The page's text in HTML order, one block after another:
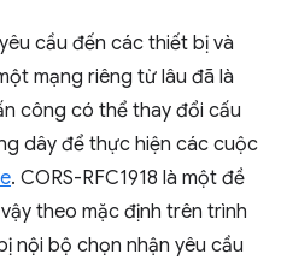
cầu đến các thiết bị và
mạng riêng từ lâu đã là
công có thể thay đổi cấu
dây để thực hiện các cuộc
. CORS-RFC1918 là một đề
theo mặc định trên trình
nội bộ chọn nhận yêu cầu